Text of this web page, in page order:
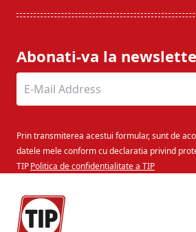
Abonati-va la
Prin transmiterea acestui formular, sunt de
datele mele conform cu declaratia privind
TIPPolitica de confidențialitate a TIP